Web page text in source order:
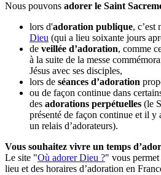
Nous pouvons adorer le Saint
lors d'adoration publique, c’est
Dieu (qui a lieu soixante jours
de veillée d’adoration, comme
à la suite de la messe
Jésus avec ses disciples,
lors de séances d’adoration
ou de façon continue dans
des adorations perpétuelles (le
présenté de façon continue et il
un relais d’adorateurs).
Vous souhaitez vivre un temps
Le site "Où adorer Dieu ?" vous
lieu et des horaires d’adoration en